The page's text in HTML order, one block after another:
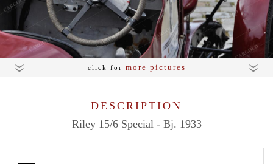
click for more pictures
DESCRIPTION
Riley 15/6 Special - Bj. 1933